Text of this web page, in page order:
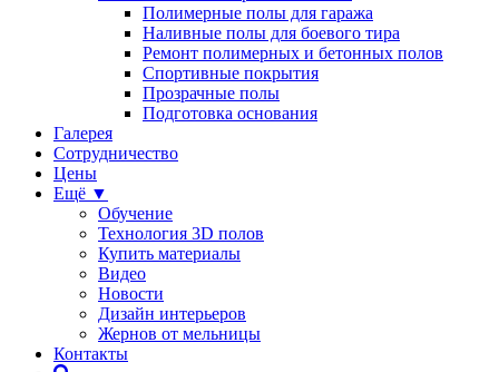
Полимерные полы для гаража
Наливные полы для боевого тира
Ремонт полимерных и бетонных полов
Спортивные покрытия
Прозрачные полы
Подготовка основания
Галерея
Сотрудничество
Цены
Ещё ▼
Обучение
Технология 3D полов
Купить материалы
Видео
Новости
Дизайн интерьеров
Жернов от мельницы
Контакты